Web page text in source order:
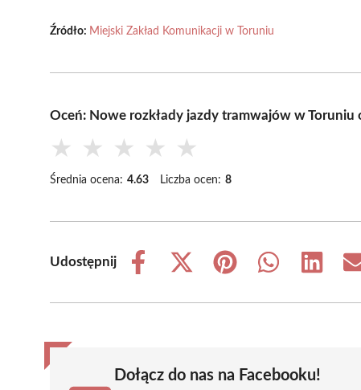
Źródło: Miejski Zakład Komunikacji w Toruniu
Oceń: Nowe rozkłady jazdy tramwajów w Toruniu
★ ★ ★ ★ ★
Średnia ocena: 4.63 Liczba ocen: 8
Udostępnij
Share
Share
(Twitter)
Share
Share
Share
Dołącz do nas na Facebooku!